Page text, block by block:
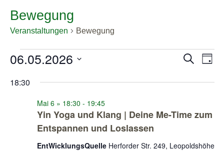
Bewegung
Veranstaltungen Bewegung
und
SucheTag
06.05.2026
wählen.
18:30
Yin Yoga und Klang | Deine Me-Time zum
Entspannen und Loslassen
Mai 6 » 18:30 - 19:45
EntWicklungsQuelle Herforder Str. 249, Leopoldshöhe